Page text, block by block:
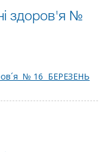
здоров'я №
№ 16 БЕРЕЗЕНЬ